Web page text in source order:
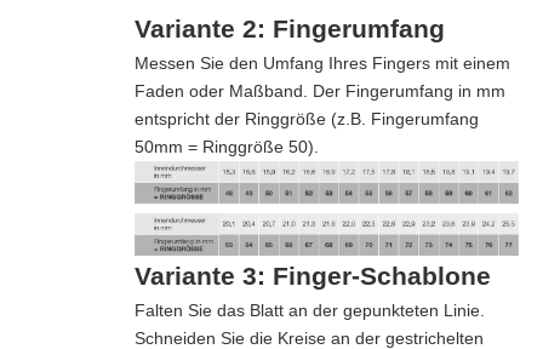
Variante 2: Fingerumfang
Messen Sie den Umfang Ihres Fingers mit einem
Faden oder Maßband. Der Fingerumfang in mm
entspricht der Ringgröße (z.B. Fingerumfang
50mm = Ringgröße 50).
Variante 3: Finger-Schablone
Falten Sie das Blatt an der gepunkteten Linie.
Schneiden Sie die Kreise an der gestrichelten